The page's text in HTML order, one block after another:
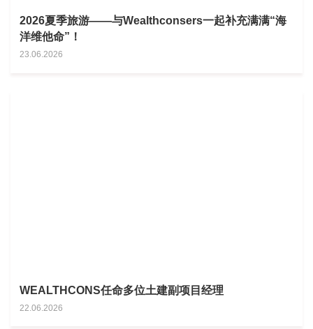
2026夏季旅游——与Wealthconsers一起补充满满“海
洋维他命”！
23.06.2026
WEALTHCONS任命多位土建副项目经理
22.06.2026